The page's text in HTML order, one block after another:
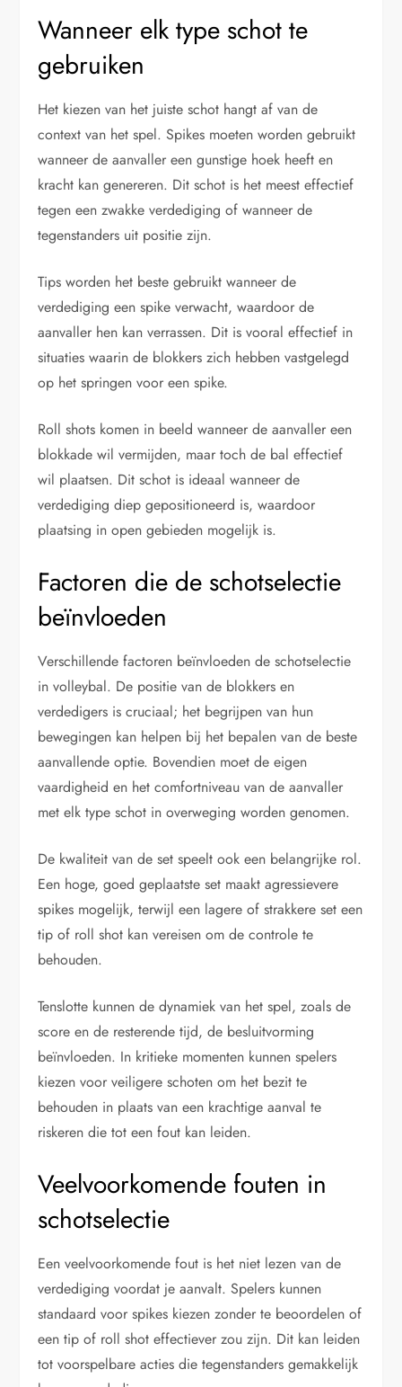
Wanneer elk type schot te
gebruiken
Het kiezen van het juiste schot hangt af van de
context van het spel. Spikes moeten worden gebruikt
wanneer de aanvaller een gunstige hoek heeft en
kracht kan genereren. Dit schot is het meest effectief
tegen een zwakke verdediging of wanneer de
tegenstanders uit positie zijn.
Tips worden het beste gebruikt wanneer de
verdediging een spike verwacht, waardoor de
aanvaller hen kan verrassen. Dit is vooral effectief in
situaties waarin de blokkers zich hebben vastgelegd
op het springen voor een spike.
Roll shots komen in beeld wanneer de aanvaller een
blokkade wil vermijden, maar toch de bal effectief
wil plaatsen. Dit schot is ideaal wanneer de
verdediging diep gepositioneerd is, waardoor
plaatsing in open gebieden mogelijk is.
Factoren die de schotselectie
beïnvloeden
Verschillende factoren beïnvloeden de schotselectie
in volleybal. De positie van de blokkers en
verdedigers is cruciaal; het begrijpen van hun
bewegingen kan helpen bij het bepalen van de beste
aanvallende optie. Bovendien moet de eigen
vaardigheid en het comfortniveau van de aanvaller
met elk type schot in overweging worden genomen.
De kwaliteit van de set speelt ook een belangrijke rol.
Een hoge, goed geplaatste set maakt agressievere
spikes mogelijk, terwijl een lagere of strakkere set een
tip of roll shot kan vereisen om de controle te
behouden.
Tenslotte kunnen de dynamiek van het spel, zoals de
score en de resterende tijd, de besluitvorming
beïnvloeden. In kritieke momenten kunnen spelers
kiezen voor veiligere schoten om het bezit te
behouden in plaats van een krachtige aanval te
riskeren die tot een fout kan leiden.
Veelvoorkomende fouten in
schotselectie
Een veelvoorkomende fout is het niet lezen van de
verdediging voordat je aanvalt. Spelers kunnen
standaard voor spikes kiezen zonder te beoordelen of
een tip of roll shot effectiever zou zijn. Dit kan leiden
tot voorspelbare acties die tegenstanders gemakkelijk